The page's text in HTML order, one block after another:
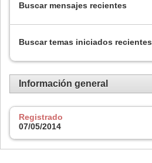
Buscar mensajes recientes
Buscar temas iniciados recientes
Información general
Registrado
07/05/2014